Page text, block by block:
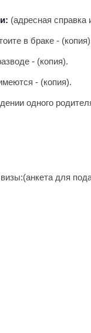
(адресная справка
в браке -
- (копия).
- (копия).
одного
для